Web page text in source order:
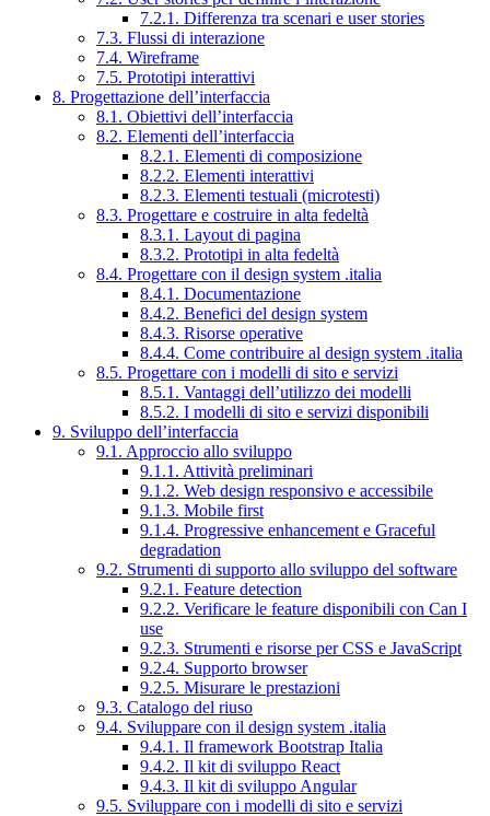
7.2.1. Differenza tra scenari e user stories
7.3. Flussi di interazione
7.4. Wireframe
7.5. Prototipi interattivi
8. Progettazione dell’interfaccia
8.1. Obiettivi dell’interfaccia
8.2. Elementi dell’interfaccia
8.2.1. Elementi di composizione
8.2.2. Elementi interattivi
8.2.3. Elementi testuali (microtesti)
8.3. Progettare e costruire in alta fedeltà
8.3.1. Layout di pagina
8.3.2. Prototipi in alta fedeltà
8.4. Progettare con il design system .italia
8.4.1. Documentazione
8.4.2. Benefici del design system
8.4.3. Risorse operative
8.4.4. Come contribuire al design system .italia
8.5. Progettare con i modelli di sito e servizi
8.5.1. Vantaggi dell’utilizzo dei modelli
8.5.2. I modelli di sito e servizi disponibili
9. Sviluppo dell’interfaccia
9.1. Approccio allo sviluppo
9.1.1. Attività preliminari
9.1.2. Web design responsivo e accessibile
9.1.3. Mobile first
9.1.4. Progressive enhancement e Graceful
degradation
9.2. Strumenti di supporto allo sviluppo del software
9.2.1. Feature detection
9.2.2. Verificare le feature disponibili con Can I
use
9.2.3. Strumenti e risorse per CSS e JavaScript
9.2.4. Supporto browser
9.2.5. Misurare le prestazioni
9.3. Catalogo del riuso
9.4. Sviluppare con il design system .italia
9.4.1. Il framework Bootstrap Italia
9.4.2. Il kit di sviluppo React
9.4.3. Il kit di sviluppo Angular
9.5. Sviluppare con i modelli di sito e servizi